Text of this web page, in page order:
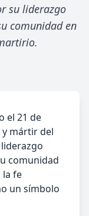
su liderazgo
comunidad en
el 21 de
mártir del
comunidad
fe
un símbolo